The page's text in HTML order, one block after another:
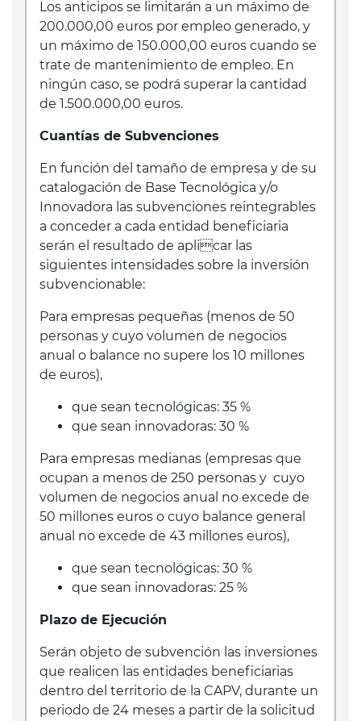
Los anticipos se limitarán a un máximo de
200.000,00 euros por empleo generado, y
un máximo de 150.000,00 euros cuando se
trate de mantenimiento de empleo. En
ningún caso, se podrá superar la cantidad
de 1.500.000,00 euros.
Cuantías de Subvenciones
En función del tamaño de empresa y de su
catalogación de Base Tecnológica y/o
Innovadora las subvenciones reintegrables
a conceder a cada entidad beneficiaria
serán el resultado de aplicar las
siguientes intensidades sobre la inversión
subvencionable:
Para empresas pequeñas (menos de 50
personas y cuyo volumen de negocios
anual o balance no supere los 10 millones
de euros),
que sean tecnológicas: 35 %
que sean innovadoras: 30 %
Para empresas medianas (empresas que
ocupan a menos de 250 personas y cuyo
volumen de negocios anual no excede de
50 millones euros o cuyo balance general
anual no excede de 43 millones euros),
que sean tecnológicas: 30 %
que sean innovadoras: 25 %
Plazo de Ejecución
Serán objeto de subvención las inversiones
que realicen las entidades beneficiarias
dentro del territorio de la CAPV, durante un
periodo de 24 meses a partir de la solicitud